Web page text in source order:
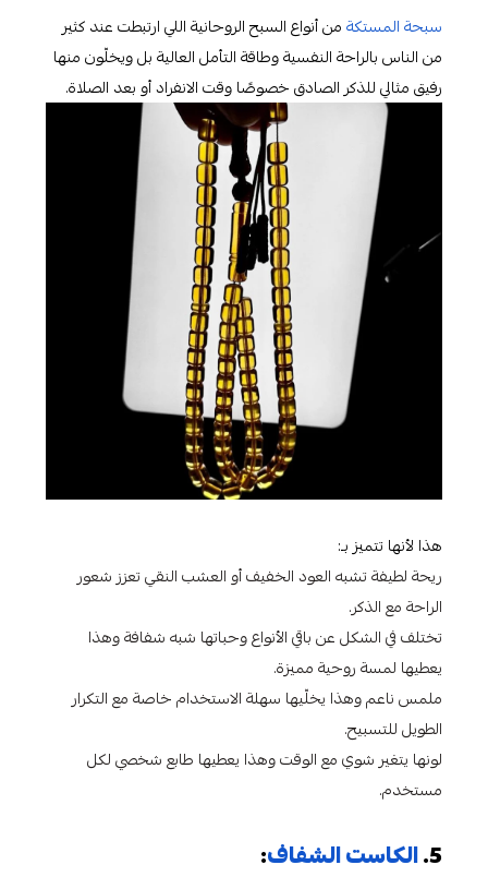
سبحة المستكةمن أنواع السبح الروحانية اللي ارتبطت عند كثير
من الناس بالراحة النفسية وطاقة التأمل العالية بل ويخلّون منها
رفيق مثالي للذكر الصادق خصوصًا وقت الانفراد أو بعد الصلاة.
هذا لأنها تتميز بـ:
ريحة لطيفة تشبه العود الخفيف أو العشب النقي تعزز شعور
الراحة مع الذكر.
تختلف في الشكل عن باقي الأنواع وحباتها شبه شفافة وهذا
يعطيها لمسة روحية مميزة.
ملمس ناعم وهذا يخلّيها سهلة الاستخدام خاصة مع التكرار
الطويل للتسبيح.
لونها يتغير شوي مع الوقت وهذا يعطيها طابع شخصي لكل
مستخدم.
5. الكاست الشفاف: